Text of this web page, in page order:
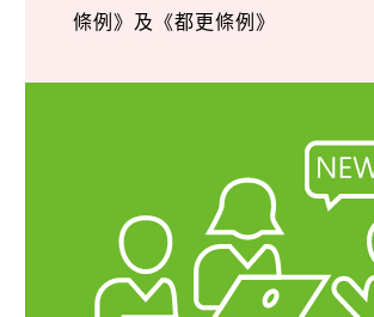
條例》及《都更條例》